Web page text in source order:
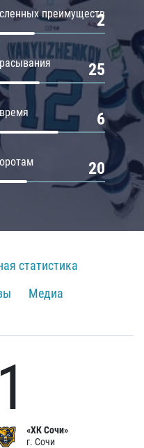
преимуществ
2
25
6
20
статистика
Медиа
«ХК Сочи»
г. Сочи